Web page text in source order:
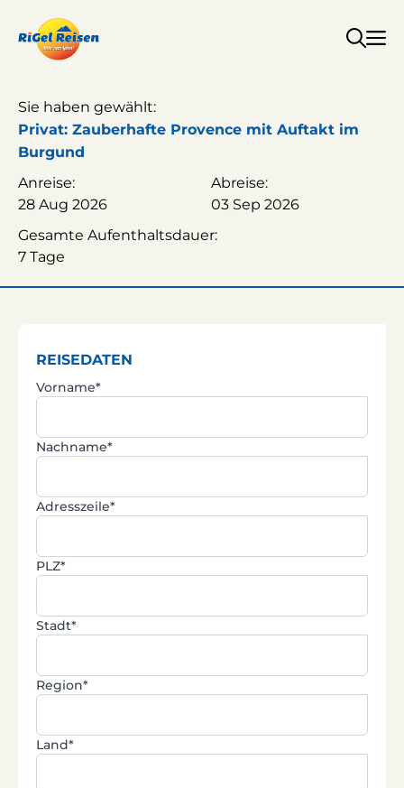
Inhalt
springen
Sie haben gewählt:
Privat: Zauberhafte Provence mit Auftakt im
Burgund
Anreise:
28 Aug 2026
Abreise:
03 Sep 2026
Gesamte Aufenthaltsdauer:
7 Tage
REISEDATEN
Vorname*
Nachname*
Adresszeile*
PLZ*
Stadt*
Region*
Land*